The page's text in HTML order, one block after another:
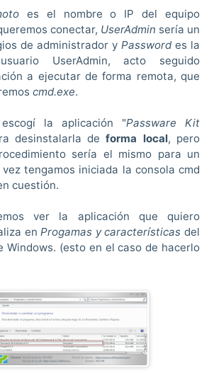
es el nombre o IP del equipo
conectar, UserAdmin sería un
de administrador y Password es la
UserAdmin, acto seguido
a ejecutar de forma remota, que
cmd.exe.
la aplicación "Passware Kit
desinstalarla deforma local, pero
sería el mismo para un
tengamos iniciada la consola cmd
cuestión.
ver la aplicación que quiero
enProgamas y características del
Windows. (esto en el caso de hacerlo